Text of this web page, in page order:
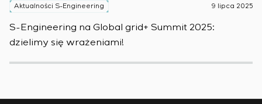
Aktualności S-Engineering 9 lipca 2025
S-Engineering na Global grid+ Summit 2025:
dzielimy się wrażeniami!